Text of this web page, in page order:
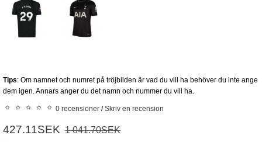
Tips: Om namnet och numret på tröjbilden är vad du vill ha behöver du inte ange
dem igen. Annars anger du det namn och nummer du vill ha.
0 recensioner /Skriv en recension
427.11SEK 1 041.70SEK